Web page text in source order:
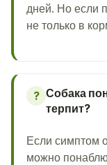
дней. Но если
не только в
? Собака
терпит?
Если симптом
можно